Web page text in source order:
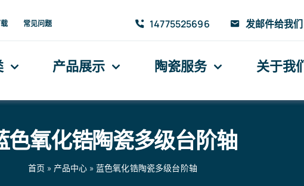
常见问题 14775525696 发邮件给我们
产品展示 陶瓷服务 关于我
色氧化锆陶瓷多级台阶轴
首页 » 产品中心 » 蓝色氧化锆陶瓷多级台阶轴